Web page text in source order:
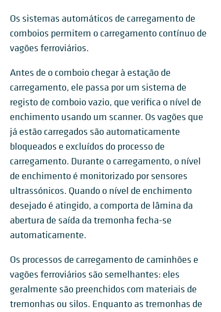
Os sistemas automáticos de carregamento de
comboios permitem o carregamento contínuo de
vagões ferroviários.
Antes de o comboio chegar à estação de
carregamento, ele passa por um sistema de
registo de comboio vazio, que verifica o nível de
enchimento usando um scanner. Os vagões que
já estão carregados são automaticamente
bloqueados e excluídos do processo de
carregamento. Durante o carregamento, o nível
de enchimento é monitorizado por sensores
ultrassónicos. Quando o nível de enchimento
desejado é atingido, a comporta de lâmina da
abertura de saída da tremonha fecha-se
automaticamente.
Os processos de carregamento de caminhões e
vagões ferroviários são semelhantes: eles
geralmente são preenchidos com materiais de
tremonhas ou silos. Enquanto as tremonhas de